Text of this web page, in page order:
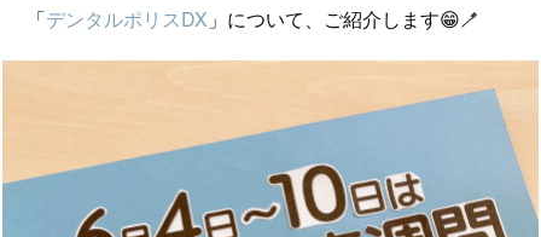
「デンタルポリスDX 」について、ご紹介します😁🪥